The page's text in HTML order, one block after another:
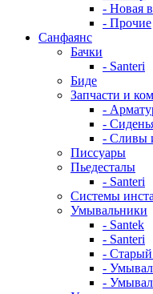
- Новая
- Прочие
Санфаянс
Бачки
- Santeri
Биде
Запчасти и
-
-
- Сливы
Писсуары
Пьедесталы
- Santeri
Системы
Умывальники
- Santek
- Santeri
-
-
-